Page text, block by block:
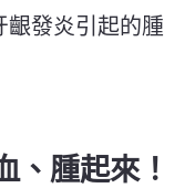
齦發炎引起的腫
、腫起來！